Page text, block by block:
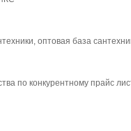
оптовая база
по конкурентному прайс